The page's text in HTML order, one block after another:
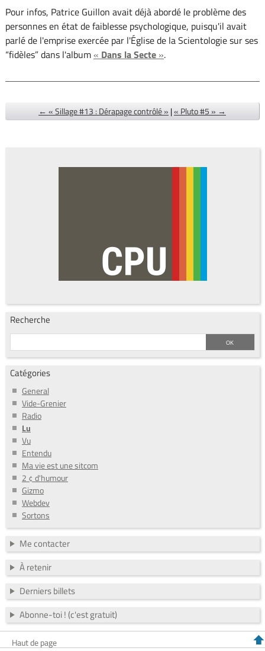
Pour infos, Patrice Guillon avait déjà abordé le problème des
personnes en état de faiblesse psychologique, puisqu'il avait
parlé de l'emprise exercée par l'Église de la Scientologie sur ses
“fidèles” dans l'album« Dans la Secte».
← « Sillage #13 : Dérapage contrôlé » |« Pluto #5 » →
Recherche
Catégories
General
Vide-Grenier
Radio
Lu
Vu
Entendu
Ma vie est une sitcom
2 ¢ d'humour
Gizmo
Webdev
Sortons
Me contacter
À retenir
Derniers billets
Abonne-toi ! (c'est gratuit)
Haut de page